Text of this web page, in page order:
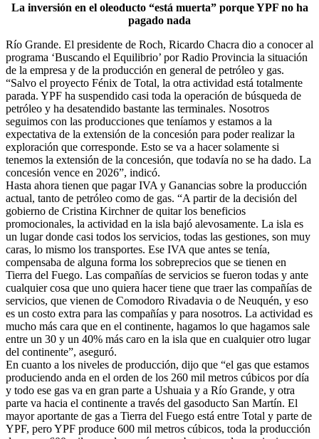
La inversión en el oleoducto “está muerta” porque YPF no ha
pagado nada
Río Grande. El presidente de Roch, Ricardo Chacra dio a conocer al
programa ‘Buscando el Equilibrio’ por Radio Provincia la situación
de la empresa y de la producción en general de petróleo y gas.
“Salvo el proyecto Fénix de Total, la otra actividad está totalmente
parada. YPF ha suspendido casi toda la operación de búsqueda de
petróleo y ha desatendido bastante las terminales. Nosotros
seguimos con las producciones que teníamos y estamos a la
expectativa de la extensión de la concesión para poder realizar la
exploración que corresponde. Esto se va a hacer solamente si
tenemos la extensión de la concesión, que todavía no se ha dado. La
concesión vence en 2026”, indicó.
Hasta ahora tienen que pagar IVA y Ganancias sobre la producción
actual, tanto de petróleo como de gas. “A partir de la decisión del
gobierno de Cristina Kirchner de quitar los beneficios
promocionales, la actividad en la isla bajó alevosamente. La isla es
un lugar donde casi todos los servicios, todas las gestiones, son muy
caras, lo mismo los transportes. Ese IVA que antes se tenía,
compensaba de alguna forma los sobreprecios que se tienen en
Tierra del Fuego. Las compañías de servicios se fueron todas y ante
cualquier cosa que uno quiera hacer tiene que traer las compañías de
servicios, que vienen de Comodoro Rivadavia o de Neuquén, y eso
es un costo extra para las compañías y para nosotros. La actividad es
mucho más cara que en el continente, hagamos lo que hagamos sale
entre un 30 y un 40% más caro en la isla que en cualquier otro lugar
del continente”, aseguró.
En cuanto a los niveles de producción, dijo que “el gas que estamos
produciendo anda en el orden de los 260 mil metros cúbicos por día
y todo ese gas va en gran parte a Ushuaia y a Río Grande, y otra
parte va hacia el continente a través del gasoducto San Martín. El
mayor aportante de gas a Tierra del Fuego está entre Total y parte de
YPF, pero YPF produce 600 mil metros cúbicos, toda la producción